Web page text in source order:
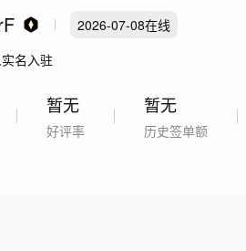
2026-07-08在线
名入驻
暂无
好评率
暂无
历史签单额